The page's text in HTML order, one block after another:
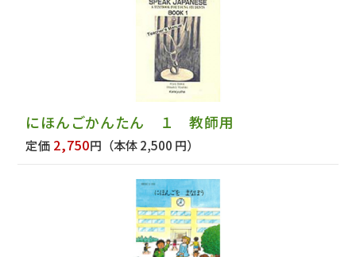
にほんごかんたん １ 教師用
定価 2,750円 （本体 2,500 円）